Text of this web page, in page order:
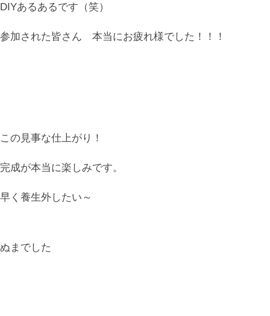
DIYあるあるです（笑）
参加された皆さん 本当にお疲れ様でした！！！
この見事な仕上がり！
完成が本当に楽しみです。
早く養生外したい～
ぬまでした